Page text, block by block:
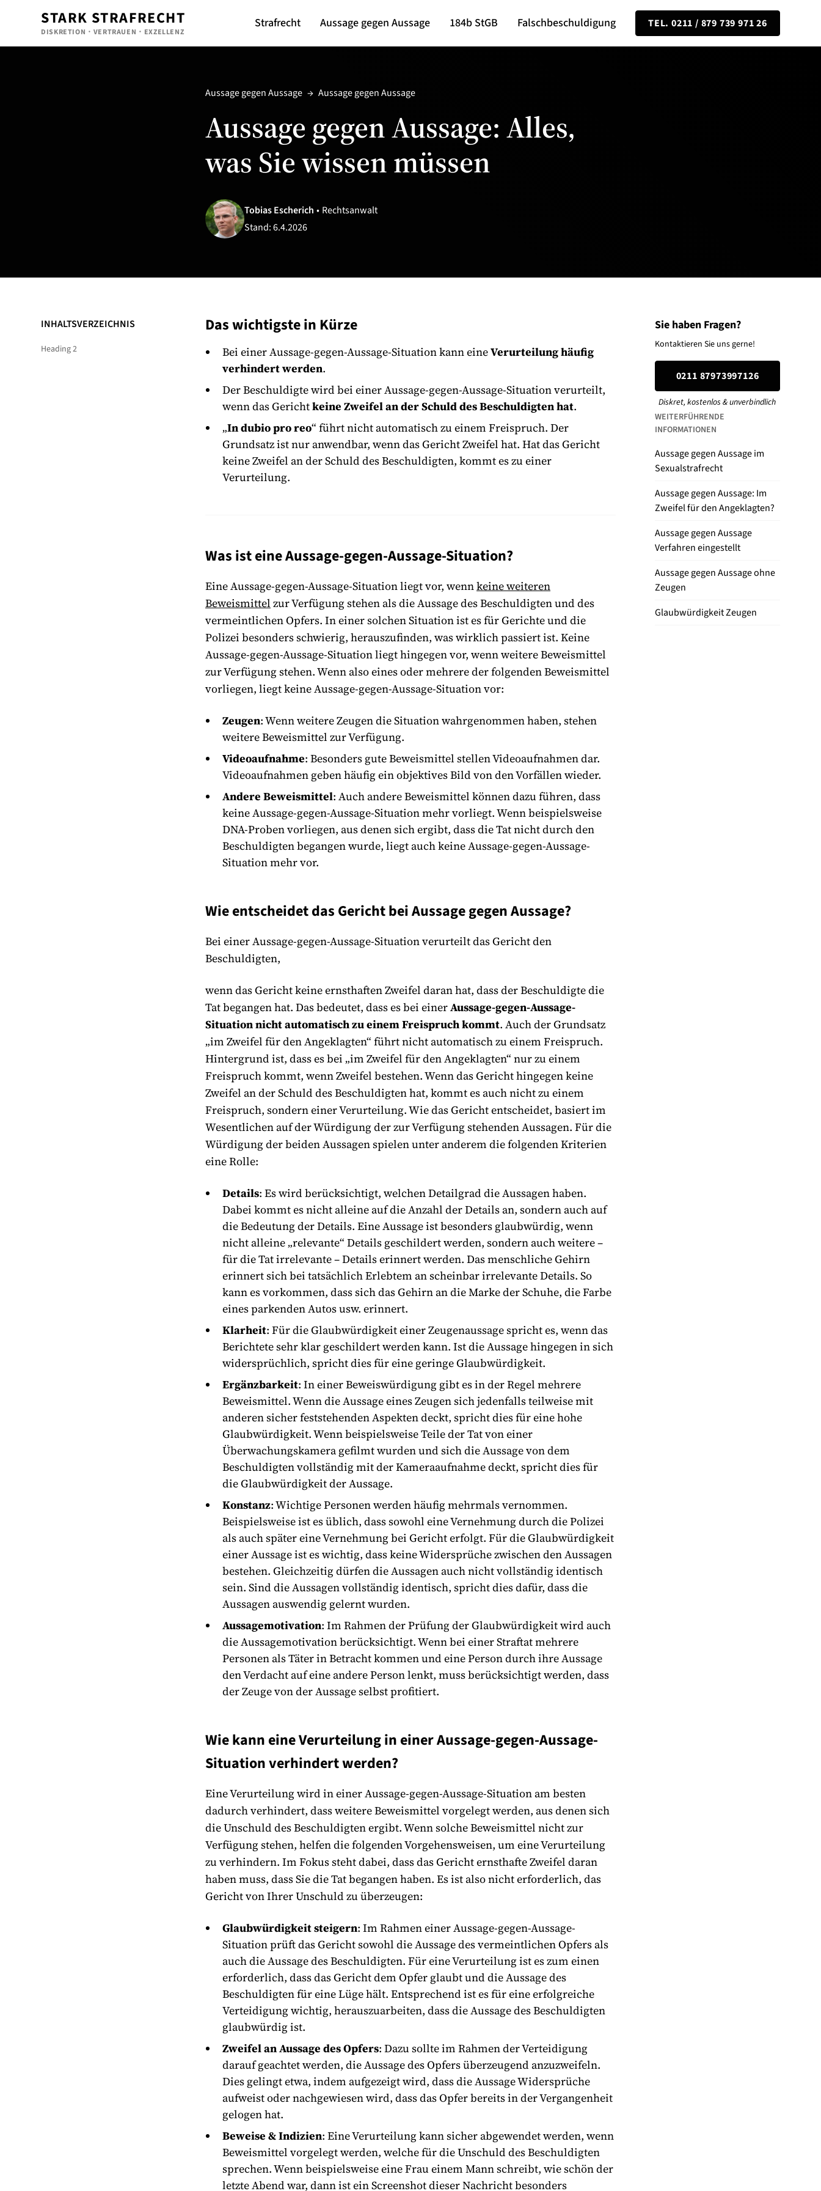
STARK STRAFRECHT
DISKRETION・VERTRAUEN・EXZELLENZ
Strafrecht Aussage gegen Aussage 184b StGB Falschbeschuldigung TEL. 0211 / 879 739 971 26
Aussage gegen Aussage → Aussage gegen Aussage
Aussage gegen Aussage: Alles,
was Sie wissen müssen
Tobias Escherich • Rechtsanwalt
Stand:6.4.2026
INHALTSVERZEICHNIS
Heading 2
Das wichtigste in Kürze
Bei einer Aussage-gegen-Aussage-Situation kann eineVerurteilung häufig
verhindert werden.
Der Beschuldigte wird bei einer Aussage-gegen-Aussage-Situation verurteilt,
wenn das Gerichtkeine Zweifel an der Schuld des Beschuldigten hat.
„In dubio pro reo“ führt nicht automatisch zu einem Freispruch. Der
Grundsatz ist nur anwendbar, wenn das Gericht Zweifel hat. Hat das Gericht
keine Zweifel an der Schuld des Beschuldigten, kommt es zu einer
Verurteilung.
Was ist eine Aussage-gegen-Aussage-Situation?
Eine Aussage-gegen-Aussage-Situation liegt vor, wennkeine weiteren
Beweismittel zur Verfügung stehen als die Aussage des Beschuldigten und des
vermeintlichen Opfers. In einer solchen Situation ist es für Gerichte und die
Polizei besonders schwierig, herauszufinden, was wirklich passiert ist. Keine
Aussage-gegen-Aussage-Situation liegt hingegen vor, wenn weitere Beweismittel
zur Verfügung stehen. Wenn also eines oder mehrere der folgenden Beweismittel
vorliegen, liegt keine Aussage-gegen-Aussage-Situation vor:
Zeugen: Wenn weitere Zeugen die Situation wahrgenommen haben, stehen
weitere Beweismittel zur Verfügung.
Videoaufnahme: Besonders gute Beweismittel stellen Videoaufnahmen dar.
Videoaufnahmen geben häufig ein objektives Bild von den Vorfällen wieder.
Andere Beweismittel: Auch andere Beweismittel können dazu führen, dass
keine Aussage-gegen-Aussage-Situation mehr vorliegt. Wenn beispielsweise
DNA-Proben vorliegen, aus denen sich ergibt, dass die Tat nicht durch den
Beschuldigten begangen wurde, liegt auch keine Aussage-gegen-Aussage-
Situation mehr vor.
Wie entscheidet das Gericht bei Aussage gegen Aussage?
Bei einer Aussage-gegen-Aussage-Situation verurteilt das Gericht den
Beschuldigten,
wenn das Gericht keine ernsthaften Zweifel daran hat, dass der Beschuldigte die
Tat begangen hat. Das bedeutet, dass es bei einerAussage-gegen-Aussage-
Situation nicht automatisch zu einem Freispruch kommt. Auch der Grundsatz
„im Zweifel für den Angeklagten“ führt nicht automatisch zu einem Freispruch.
Hintergrund ist, dass es bei „im Zweifel für den Angeklagten“ nur zu einem
Freispruch kommt, wenn Zweifel bestehen. Wenn das Gericht hingegen keine
Zweifel an der Schuld des Beschuldigten hat, kommt es auch nicht zu einem
Freispruch, sondern einer Verurteilung. Wie das Gericht entscheidet, basiert im
Wesentlichen auf der Würdigung der zur Verfügung stehenden Aussagen. Für die
Würdigung der beiden Aussagen spielen unter anderem die folgenden Kriterien
eine Rolle:
Details: Es wird berücksichtigt, welchen Detailgrad die Aussagen haben.
Dabei kommt es nicht alleine auf die Anzahl der Details an, sondern auch auf
die Bedeutung der Details. Eine Aussage ist besonders glaubwürdig, wenn
nicht alleine „relevante“ Details geschildert werden, sondern auch weitere –
für die Tat irrelevante – Details erinnert werden. Das menschliche Gehirn
erinnert sich bei tatsächlich Erlebtem an scheinbar irrelevante Details. So
kann es vorkommen, dass sich das Gehirn an die Marke der Schuhe, die Farbe
eines parkenden Autos usw. erinnert.
Klarheit: Für die Glaubwürdigkeit einer Zeugenaussage spricht es, wenn das
Berichtete sehr klar geschildert werden kann. Ist die Aussage hingegen in sich
widersprüchlich, spricht dies für eine geringe Glaubwürdigkeit.
Ergänzbarkeit: In einer Beweiswürdigung gibt es in der Regel mehrere
Beweismittel. Wenn die Aussage eines Zeugen sich jedenfalls teilweise mit
anderen sicher feststehenden Aspekten deckt, spricht dies für eine hohe
Glaubwürdigkeit. Wenn beispielsweise Teile der Tat von einer
Überwachungskamera gefilmt wurden und sich die Aussage von dem
Beschuldigten vollständig mit der Kameraaufnahme deckt, spricht dies für
die Glaubwürdigkeit der Aussage.
Konstanz: Wichtige Personen werden häufig mehrmals vernommen.
Beispielsweise ist es üblich, dass sowohl eine Vernehmung durch die Polizei
als auch später eine Vernehmung bei Gericht erfolgt. Für die Glaubwürdigkeit
einer Aussage ist es wichtig, dass keine Widersprüche zwischen den Aussagen
bestehen. Gleichzeitig dürfen die Aussagen auch nicht vollständig identisch
sein. Sind die Aussagen vollständig identisch, spricht dies dafür, dass die
Aussagen auswendig gelernt wurden.
Aussagemotivation: Im Rahmen der Prüfung der Glaubwürdigkeit wird auch
die Aussagemotivation berücksichtigt. Wenn bei einer Straftat mehrere
Personen als Täter in Betracht kommen und eine Person durch ihre Aussage
den Verdacht auf eine andere Person lenkt, muss berücksichtigt werden, dass
der Zeuge von der Aussage selbst profitiert.
Wie kann eine Verurteilung in einer Aussage-gegen-Aussage-
Situation verhindert werden?
Eine Verurteilung wird in einer Aussage-gegen-Aussage-Situation am besten
dadurch verhindert, dass weitere Beweismittel vorgelegt werden, aus denen sich
die Unschuld des Beschuldigten ergibt. Wenn solche Beweismittel nicht zur
Verfügung stehen, helfen die folgenden Vorgehensweisen, um eine Verurteilung
zu verhindern. Im Fokus steht dabei, dass das Gericht ernsthafte Zweifel daran
haben muss, dass Sie die Tat begangen haben. Es ist also nicht erforderlich, das
Gericht von Ihrer Unschuld zu überzeugen:
Glaubwürdigkeit steigern: Im Rahmen einer Aussage-gegen-Aussage-
Situation prüft das Gericht sowohl die Aussage des vermeintlichen Opfers als
auch die Aussage des Beschuldigten. Für eine Verurteilung ist es zum einen
erforderlich, dass das Gericht dem Opfer glaubt und die Aussage des
Beschuldigten für eine Lüge hält. Entsprechend ist es für eine erfolgreiche
Verteidigung wichtig, herauszuarbeiten, dass die Aussage des Beschuldigten
glaubwürdig ist.
Zweifel an Aussage des Opfers: Dazu sollte im Rahmen der Verteidigung
darauf geachtet werden, die Aussage des Opfers überzeugend anzuzweifeln.
Dies gelingt etwa, indem aufgezeigt wird, dass die Aussage Widersprüche
aufweist oder nachgewiesen wird, dass das Opfer bereits in der Vergangenheit
gelogen hat.
Beweise & Indizien: Eine Verurteilung kann sicher abgewendet werden, wenn
Beweismittel vorgelegt werden, welche für die Unschuld des Beschuldigten
sprechen. Wenn beispielsweise eine Frau einem Mann schreibt, wie schön der
letzte Abend war, dann ist ein Screenshot dieser Nachricht besonders
Sie haben Fragen?
Kontaktieren Sie uns gerne!
0211 87973997126
Diskret, kostenlos & unverbindlich
WEITERFÜHRENDE
INFORMATIONEN
Aussage gegen Aussage im
Sexualstrafrecht
Aussage gegen Aussage: Im
Zweifel für den Angeklagten?
Aussage gegen Aussage
Verfahren eingestellt
Aussage gegen Aussage ohne
Zeugen
Glaubwürdigkeit Zeugen